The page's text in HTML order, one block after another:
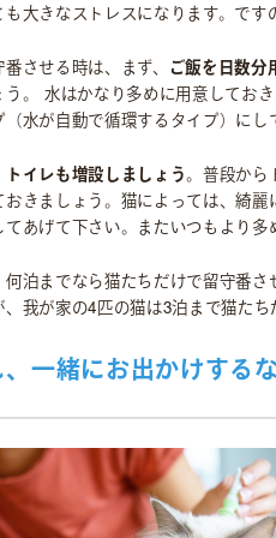
も大きなストレスになります。です
させる時は、まず、 ご飯を日数分
う。 水はかなり多めに用意してお
（水が自動で循環するタイプ）にし
トイレも増設しましょう。普段から
おきましょう。猫によっては、綺
てあげて下さい。またいつもより
何泊までなら猫たちだけで留守番
、我が家の4匹の猫は3泊まで猫たち
、一緒にお出かけする